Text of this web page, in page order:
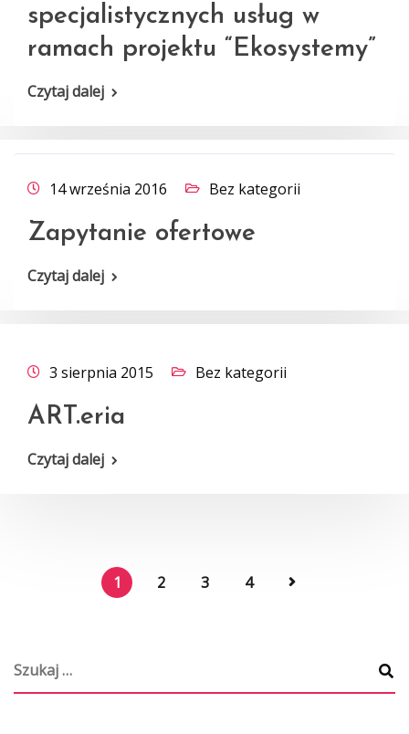
specjalistycznych usług w
ramach projektu “Ekosystemy”
Czytaj dalej
14 września 2016 Bez kategorii
Zapytanie ofertowe
Czytaj dalej
3 sierpnia 2015 Bez kategorii
ART.eria
Czytaj dalej
1 2 3 4